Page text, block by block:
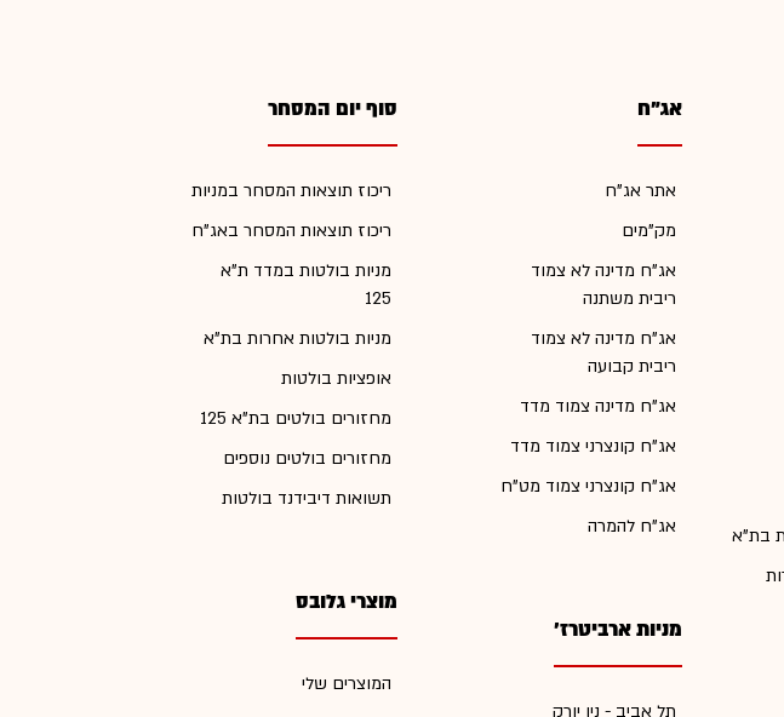
בת"א
אג"ח
אתר אג"ח
מק"מים
אג"ח מדינה לא צמוד
ריבית משתנה
אג"ח מדינה לא צמוד
ריבית קבועה
אג"ח מדינה צמוד מדד
אג"ח קונצרני צמוד מדד
אג"ח קונצרני צמוד מט"ח
אג"ח להמרה
מניות ארביטרז'
תל אביב - ניו יורק
סוף יום המסחר
ריכוז תוצאות המסחר במניות
ריכוז תוצאות המסחר באג"ח
מניות בולטות במדד ת"א
125
מניות בולטות אחרות בת"א
אופציות בולטות
מחזורים בולטים בת"א 125
מחזורים בולטים נוספים
תשואות דיבידנד בולטות
מוצרי גלובס
המוצרים שלי